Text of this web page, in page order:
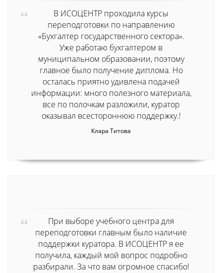
В ИСОЦЕНТР проходила курсы
переподготовки по направлению
«Бухгалтер государственного сектора».
Уже работаю бухгалтером в
муниципальном образовании, поэтому
главное было получение диплома. Но
осталась приятно удивлена подачей
информации: много полезного материала,
все по полочкам разложили, куратор
оказывал всестороннюю поддержку.!
Клара Титова
При выборе учебного центра для
переподготовки главным было наличие
поддержки куратора. В ИСОЦЕНТР я ее
получила, каждый мой вопрос подробно
разбирали. За что вам огромное спасибо!